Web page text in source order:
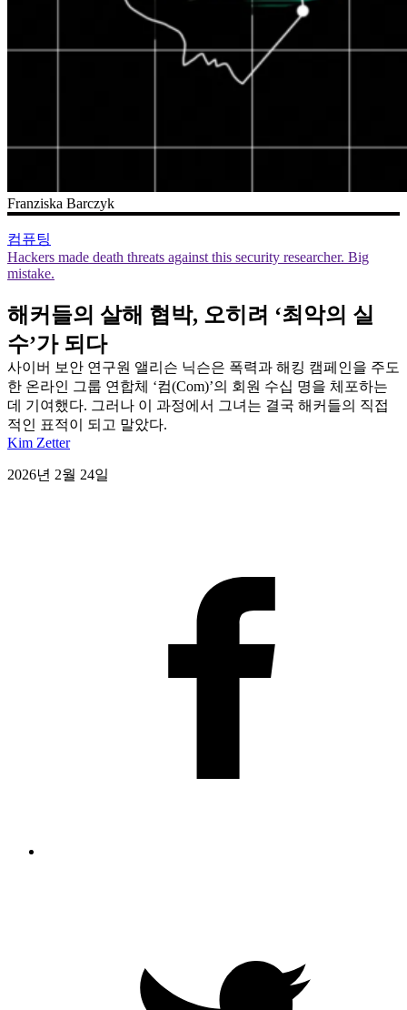
Franziska Barczyk
컴퓨팅
Hackers made death threats against this security researcher. Big
mistake.
해커들의 살해 협박, 오히려 ‘최악의 실
수’가 되다
사이버 보안 연구원 앨리슨 닉슨은 폭력과 해킹 캠페인을 주도
한 온라인 그룹 연합체 ‘컴(Com)’의 회원 수십 명을 체포하는
데 기여했다. 그러나 이 과정에서 그녀는 결국 해커들의 직접
적인 표적이 되고 말았다.
Kim Zetter
2026년 2월 24일